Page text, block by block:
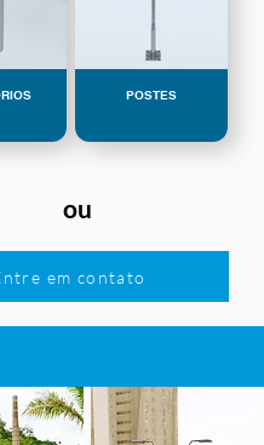
POSTES
ou
em contato